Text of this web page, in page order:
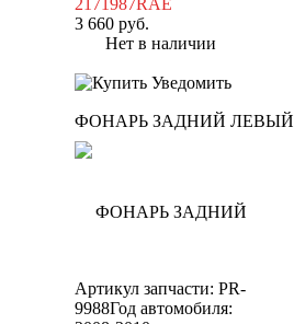
2171987RAE
3 660 руб.
Нет в наличии
Уведомить
ФОНАРЬ ЗАДНИЙ ЛЕВЫЙ
Артикул запчасти: PR-
9988Год автомобиля: